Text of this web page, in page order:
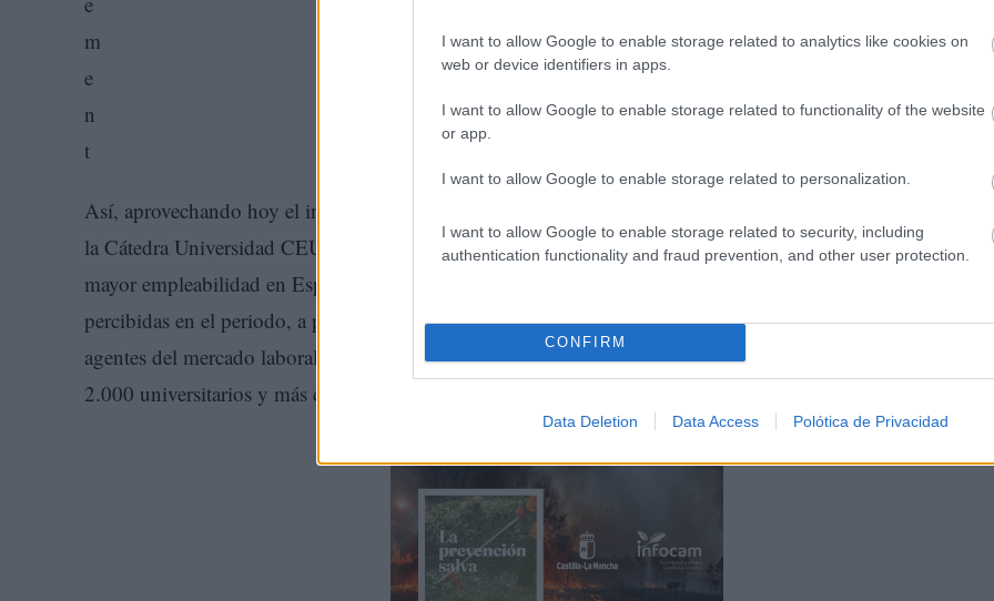
I want to allow Google to enable storage related to analytics like cookies on
web or device identifiers in apps.
I want to allow Google to enable storage related to functionality of the website
or app.
I want to allow Google to enable storage related to personalization.
I want to allow Google to enable storage related to security, including
authentication functionality and fraud prevention, and other user protection.
CONFIRM
Data Deletion Data Access Polótica de Privacidad
Así, aprovechando hoy el inicio de las Pruebas de Acceso a la Universidad en algunas comunidades
la Cátedra Universidad CEU San Pablo y
The Adecco Grouppresenta el informe “Carreras universitarias
mayor empleabilidad en España 2026-2027”, con el objetivo de analizar las carreras universitarias mejor
percibidas en el periodo, a partir de un enfoque integral que combina evidencia empírica, percepción de los
agentes del mercado laboral y análisis del contexto económico y educativo. Para ello, se ha consultado a
2.000 universitarios y más de 600 empresas a través de la metodología MaxDiff (Maximum Difference